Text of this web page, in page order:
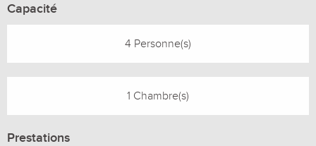
Capacité
4 Personne(s)
1 Chambre(s)
Prestations